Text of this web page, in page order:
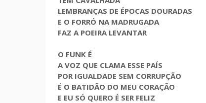
LEMBRANÇAS DE ÉPOCAS DOURADAS
E O FORRÓ NA MADRUGADA
FAZ A POEIRA LEVANTAR
O FUNK É
A VOZ QUE CLAMA ESSE PAÍS
POR IGUALDADE SEM CORRUPÇÃO
É O BATIDÃO DO MEU CORAÇÃO
E EU SÓ QUERO É SER FELIZ